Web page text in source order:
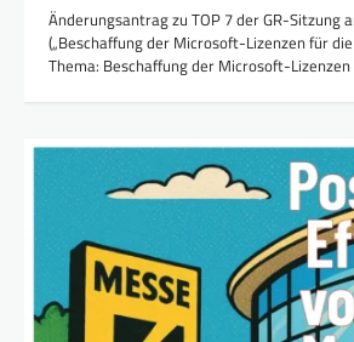
Änderungsantrag zu TOP 7 der GR-Sitzung
(„Beschaffung der Microsoft-Lizenzen für
Thema: Beschaffung der Microsoft-